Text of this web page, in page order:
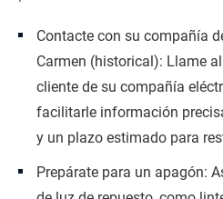
Contacte con su compañía
Carmen (historical): Llame
cliente de su compañía
facilitarle información
y un plazo estimado para
Prepárate para un apagón: